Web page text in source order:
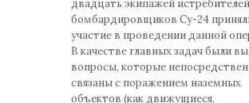
двадцать экипажей
бомбардировщиков Су-24
участие в проведении данной
В качестве главных задач были
вопросы, которые
связаны с поражением наземных
объектов (как движущиеся,